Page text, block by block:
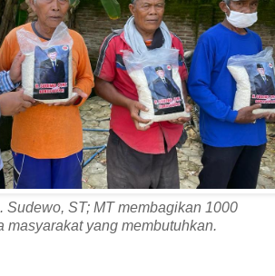
Sudewo, ST; MT membagikan 1000
masyarakat yang membutuhkan.